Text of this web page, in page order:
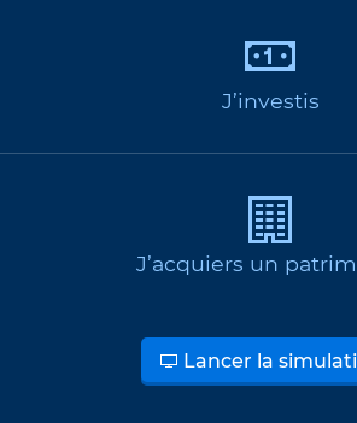
J’investis
J’acquiers un
Lancer la